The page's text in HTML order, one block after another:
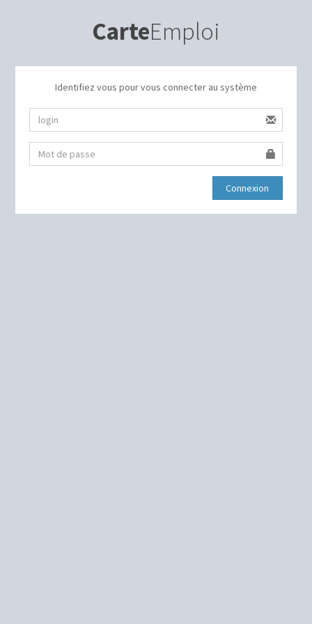
CarteEmploi
Identifiez vous pour vous connecter au système
Connexion